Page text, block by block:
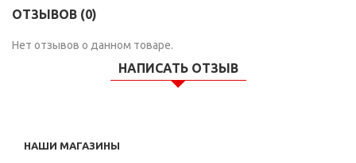
ОТЗЫВОВ (0)
Нет отзывов о данном товаре.
НАПИСАТЬ ОТЗЫВ
НАШИ МАГАЗИНЫ